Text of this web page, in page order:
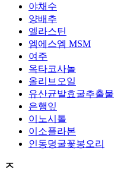
야채수
양배추
엘라스틴
엠에스엠 MSM
여주
옥타코사놀
올리브오일
유산균발효굴추출물
은행잎
이노시톨
이소플라본
인동덩굴꽃봉오리
ㅈ